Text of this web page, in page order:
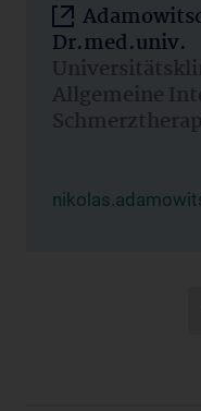
Dr.med.univ.
Allgemeine